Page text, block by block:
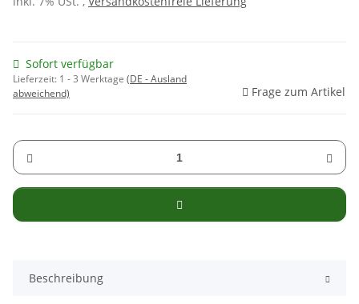
Sofort verfügbar
Lieferzeit: 1 - 3 Werktage (DE - Ausland
abweichend)
Frage zum Artikel
Beschreibung